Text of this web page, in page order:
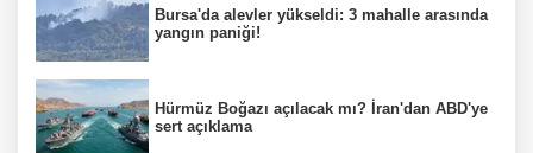
Bursa'da alevler yükseldi: 3 mahalle arasında
yangın paniği!
Hürmüz Boğazı açılacak mı? İran'dan ABD'ye
sert açıklama